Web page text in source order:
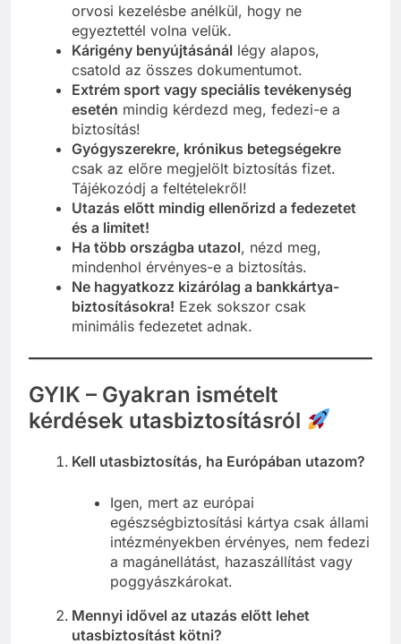
orvosi kezelésbe anélkül, hogy ne
egyeztettél volna velük.
Kárigény benyújtásánál légy alapos,
csatold az összes dokumentumot.
Extrém sport vagy speciális tevékenység
esetén mindig kérdezd meg, fedezi-e a
biztosítás!
Gyógyszerekre, krónikus betegségekre
csak az előre megjelölt biztosítás fizet.
Tájékozódj a feltételekről!
Utazás előtt mindig ellenőrizd a fedezetet
és a limitet!
Ha több országba utazol, nézd meg,
mindenhol érvényes-e a biztosítás.
Ne hagyatkozz kizárólag a bankkártya-
biztosításokra! Ezek sokszor csak
minimális fedezetet adnak.
GYIK – Gyakran ismételt
kérdések utasbiztosításról
Kell utasbiztosítás, ha Európában utazom?
Igen, mert az európai
egészségbiztosítási kártya csak állami
intézményekben érvényes, nem fedezi
a magánellátást, hazaszállítást vagy
poggyászkárokat.
Mennyi idővel az utazás előtt lehet
utasbiztosítást kötni?